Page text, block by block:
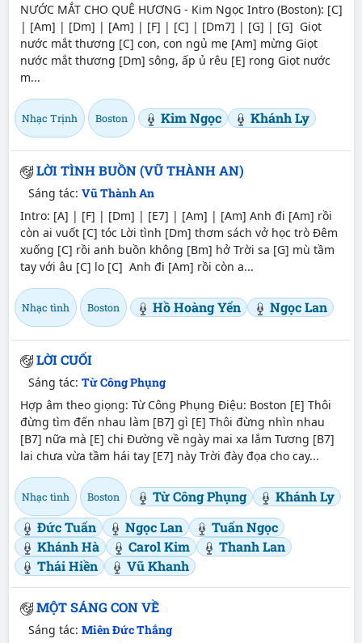
NƯỚC MẮT CHO QUÊ HƯƠNG - Kim Ngọc Intro (Boston): [C]
| [Am] | [Dm] | [Am] | [F] | [C] | [Dm7] | [G] | [G] Giọt
nước mắt thương [C] con, con ngủ mẹ [Am] mừng Giọt
nước mắt thương [Dm] sông, ấp ủ rêu [E] rong Giọt nước
m...
Nhạc Trịnh Boston Kim Ngọc Khánh Ly
LỜI TÌNH BUỒN (VŨ THÀNH AN)
Sáng tác: Vũ Thành An
Intro: [A] | [F] | [Dm] | [E7] | [Am] | [Am] Anh đi [Am] rồi
còn ai vuốt [C] tóc Lời tình [Dm] thơm sách vở học trò Ðêm
xuống [C] rồi anh buồn không [Bm] hở Trời sa [G] mù tầm
tay với âu [C] lo [C] Anh đi [Am] rồi còn a...
Nhạc tình Boston Hồ Hoàng Yến Ngọc Lan
LỜI CUỐI
Sáng tác: Từ Công Phụng
Hợp âm theo giọng: Từ Công Phụng Điệu: Boston [E] Thôi
đừng tìm đến nhau làm [B7] gì [E] Thôi đừng nhìn nhau
[B7] nữa mà [E] chi Đường về ngày mai xa lắm Tương [B7]
lai chưa vừa tầm hái tay [E7] này Trời đày đọa cho cay...
Nhạc tình Boston Từ Công Phụng
Khánh Ly
Đức Tuấn
Ngọc Lan
Tuấn Ngọc
Khánh Hà
Carol Kim
Thanh Lan
Thái Hiền
Vũ Khanh
MỘT SÁNG CON VỀ
Sáng tác: Miên Đức Thắng